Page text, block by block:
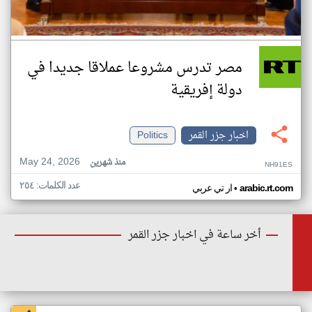
مصر تدرس مشروعا عملاقا جديدا في
دولة إفريقية
اخبار جزر القمر
Politics
May 24, 2026
منذ شهرين NH91ES
ار تي عربي• arabic.rt.com عدد الكلمات: ٢٥٤
أخر ساعة في اخبار جزر القمر